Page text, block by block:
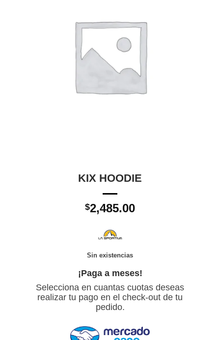
KIX HOODIE
$2,485.00
Sin existencias
¡Paga a meses!
Selecciona en cuantas cuotas deseas
realizar tu pago en el check-out de tu
pedido.